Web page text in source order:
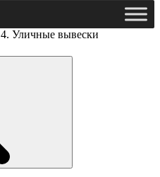
4. Уличные вывески